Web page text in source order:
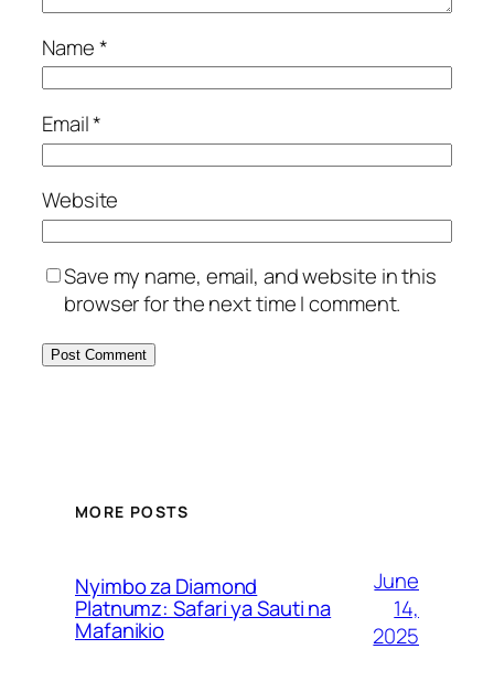
Name*
Email*
Website
Save my name, email, and website in this
browser for the next time I comment.
MORE POSTS
Nyimbo za Diamond
Platnumz: Safari ya Sauti na
Mafanikio
June
14,
2025